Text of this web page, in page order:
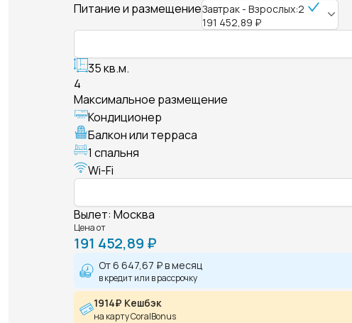
Питание и размещениеЗавтрак - Взрослых:2
191 452,89 ₽
35 кв.м.
4
Максимальное размещение
Кондиционер
Балкон или терраса
1 спальня
Wi-Fi
Вылет: Москва
Цена от
191 452,89 ₽
От6 647,67 ₽в месяц
в кредит или в рассрочку
1914₽ Кешбэк
на карту CoralBonus